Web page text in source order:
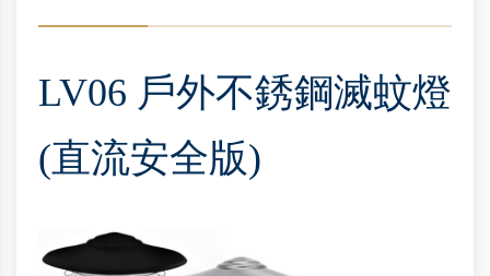
LV06 戶外不銹鋼滅蚊燈
(直流安全版)